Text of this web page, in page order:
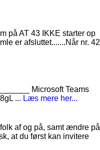
på AT 43 IKKE starter op
er afsluttet.......Når nr. 42
Microsoft Teams
... Læs mere her...
af og på, samt ændre på
at du først kan invitere